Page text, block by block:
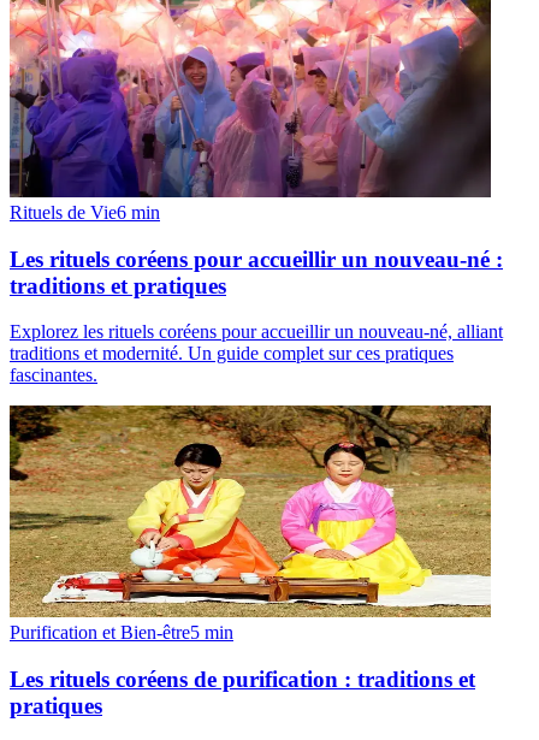
Rituels de Vie6 min
Les rituels coréens pour accueillir un nouveau-né :
traditions et pratiques
Explorez les rituels coréens pour accueillir un nouveau-né, alliant
traditions et modernité. Un guide complet sur ces pratiques
fascinantes.
Purification et Bien-être5 min
Les rituels coréens de purification : traditions et
pratiques